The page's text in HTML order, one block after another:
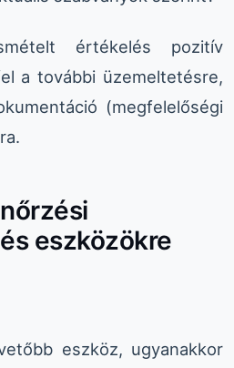
értékelés pozitív
a további üzemeltetésre,
(megfelelőségi
eszközökre
eszköz, ugyanakkor